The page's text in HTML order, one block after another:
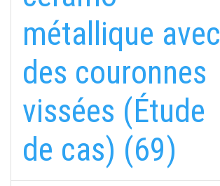
métallique avec
des couronnes
vissées (Étude
de cas) (69)